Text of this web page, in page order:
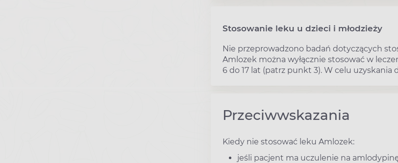
Stosowanie leku u dzieci i młodzieży
Nie przeprowadzono badań dotyczących
Amlozek można wyłącznie stosować w
6 do 17 lat (patrz punkt 3). W celu
Przeciwwskazania
Kiedy nie stosować leku Amlozek:
jeśli pacjent ma uczulenie na